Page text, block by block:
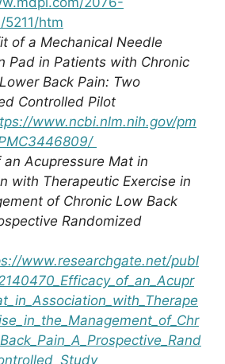
5211/htm
of a Mechanical Needle
Pad in Patients with Chronic
Back Pain: Two
Controlled Pilot
www.ncbi.nlm.nih.gov/pm
an Acupressure Mat in
with Therapeutic Exercise in
of Chronic Low Back
Randomized
www.researchgate.net/publ